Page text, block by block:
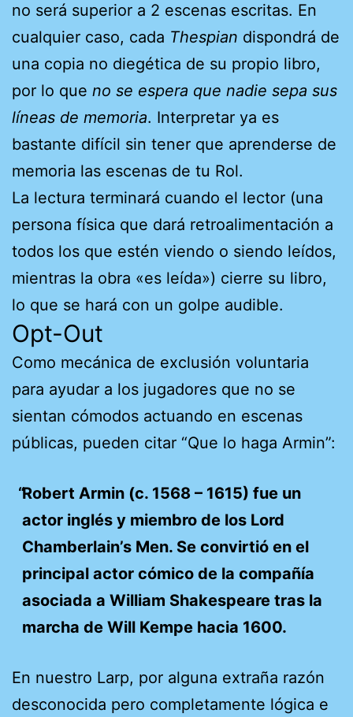
no será superior a 2 escenas escritas. En
cualquier caso, cada Thespian dispondrá de
una copia no diegética de su propio libro,
por lo que no se espera que nadie sepa sus
líneas de memoria. Interpretar ya es
bastante difícil sin tener que aprenderse de
memoria las escenas de tu Rol.
La lectura terminará cuando el lector (una
persona física que dará retroalimentación a
todos los que estén viendo o siendo leídos,
mientras la obra «es leída») cierre su libro,
lo que se hará con un golpe audible.
Opt-Out
Como mecánica de exclusión voluntaria
para ayudar a los jugadores que no se
sientan cómodos actuando en escenas
públicas, pueden citar “Que lo haga Armin”:
Robert Armin (c. 1568 – 1615) fue un
actor inglés y miembro de los Lord
Chamberlain’s Men. Se convirtió en el
principal actor cómico de la compañía
asociada a William Shakespeare tras la
marcha de Will Kempe hacia 1600.
En nuestro Larp, por alguna extraña razón
desconocida pero completamente lógica e